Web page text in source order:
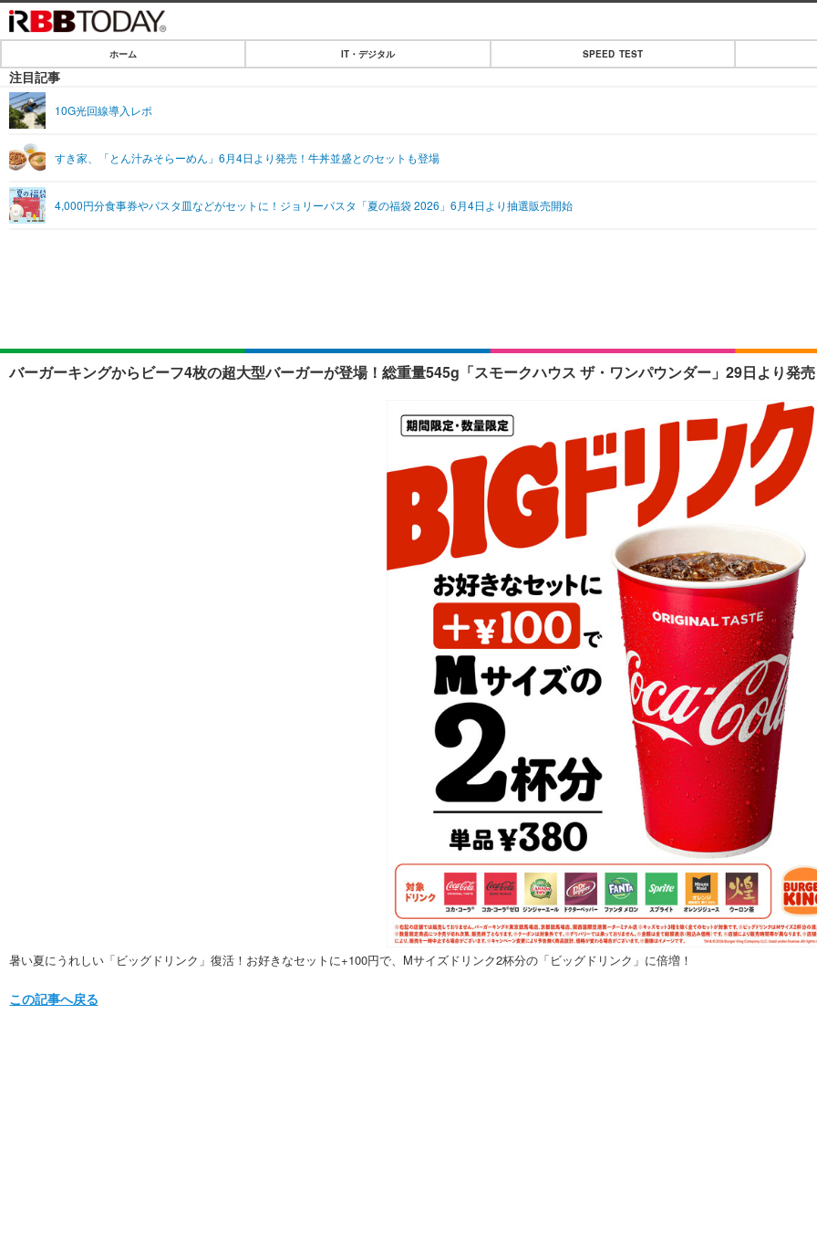
IT・デジタル
ショッピング
エンタメTOP
ショッピング
ライフ
ホーム IT・デジタル SPEED TEST
注目記事
10G光回線導入レポ
すき家、「とん汁みそらーめん」6月4日より発売！牛丼並盛とのセットも登場
4,000円分食事券やパスタ皿などがセットに！ジョリーパスタ「夏の福袋 2026」6月4日より抽選販売開始
バーガーキングからビーフ4枚の超大型バーガーが登場！総重量545g「スモークハウス ザ・ワンパウンダー」29日より発
暑い夏にうれしい「ビッグドリンク」復活！お好きなセットに+100円で、Mサイズドリンク2杯分の「ビッグドリンク」に倍増！
この記事へ戻る